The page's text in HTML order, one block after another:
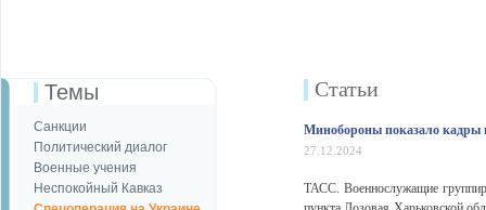
Темы
Санкции
Политический диалог
Военные учения
Неспокойный Кавказ
Статьи
Минобороны показало кадры
27.12.2024
ТАСС. Военнослужащие